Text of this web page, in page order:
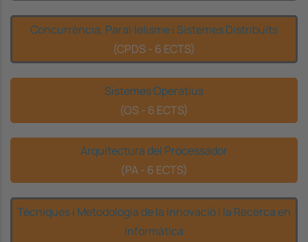
Concurrència, Paral·lelisme i Sistemes Distribuïts
(CPDS - 6 ECTS)
Sistemes Operatius
(OS - 6 ECTS)
Arquitectura del Processador
(PA - 6 ECTS)
Tècniques i Metodologia de la Innovació i la Recerca en
Informàtica